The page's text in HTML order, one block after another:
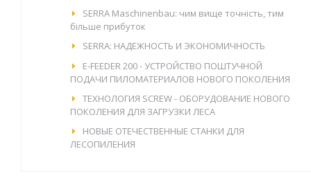
SERRA Maschinenbau: чим вище точність, тим
більше прибуток
SERRA: НАДЕЖНОСТЬ И ЭКОНОМИЧНОСТЬ
E-FEEDER 200 - УСТРОЙСТВО ПОШТУЧНОЙ
ПОДАЧИ ПИЛОМАТЕРИАЛОВ НОВОГО ПОКОЛЕНИЯ
ТЕХНОЛОГИЯ SCREW - ОБОРУДОВАНИЕ НОВОГО
ПОКОЛЕНИЯ ДЛЯ ЗАГРУЗКИ ЛЕСА
НОВЫЕ ОТЕЧЕСТВЕННЫЕ СТАНКИ ДЛЯ
ЛЕСОПИЛЕНИЯ